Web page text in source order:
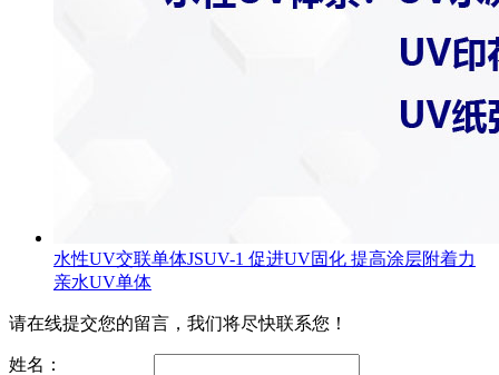
水性UV交联单体JSUV-1 促进UV固化 提高涂层附着力
亲水UV单体
请在线提交您的留言，我们将尽快联系您！
姓名：